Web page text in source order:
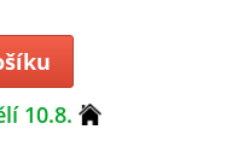
10.8.